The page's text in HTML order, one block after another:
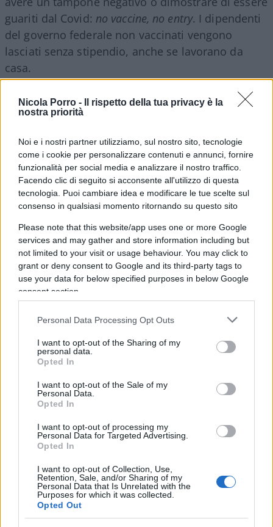
Nicola Porro -
Il rispetto della tua privacy è la
nostra priorità
Noi e i nostri partner utilizziamo, sul nostro sito, tecnologie
come i cookie per personalizzare contenuti e annunci, fornire
funzionalità per social media e analizzare il nostro traffico.
Facendo clic di seguito si acconsente all'utilizzo di questa
tecnologia. Puoi cambiare idea e modificare le tue scelte sul
consenso in qualsiasi momento ritornando su questo sito
Please note that this website/app uses one or more Google
services and may gather and store information including but
not limited to your visit or usage behaviour. You may click to
grant or deny consent to Google and its third-party tags to
use your data for below specified purposes in below Google
consent section.
Personal Data Processing Opt Outs
I want to opt-out of the Sharing of my
personal data.
Opted In
I want to opt-out of the Sale of my
Personal Data.
Opted In
I want to opt-out of processing my
Personal Data for Targeted Advertising.
Opted In
I want to opt-out of Collection, Use,
Retention, Sale, and/or Sharing of my
Personal Data that Is Unrelated with the
Purposes for which it was collected.
Opted Out
guariti dal Covid: no vaccine, no entry. I dipendenti
del governo federale non vaccinati vengono
lasciati senza stipendio, anche se lavorano da
casa.
Facile intuire a questo punto che si tratti di misure
che nulla hanno a che vedere con la tutela della
salute pubblica: non si capisce per quale ragione
infatti si debba privare di stipendio chi lavora da
remoto, come se qualcuno avesse fatto
confusione tra virus informatici ecoronavirus.
Così come appare privo di senso l’obbligo di
quarantena per i camionisti non vaccinati, dal
momento che è ormai chiaro a tutti che i vaccinati
possono comunque contagiare altri, vaccinati o
Il governo Trudeau, come il governo Draghi in
Italia, sembra più interessato a vaccinare a tutti i
piega, piuttosto che a contrastare la diffusione del
L’impressione allora è quella di un fiume carsico
che sia emerso all’improvviso incanalando, o
meglio incolonnando nei camion, rabbia a
frustrazione che covavano da tempo. Su canali